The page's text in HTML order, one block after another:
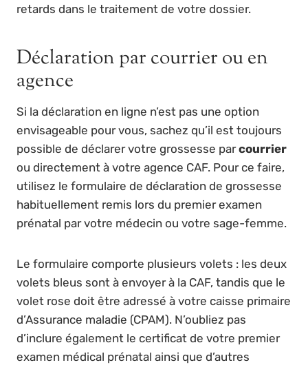
retards dans le traitement de votre dossier.
Déclaration par courrier ou en
agence
Si la déclaration en ligne n’est pas une option
envisageable pour vous, sachez qu’il est toujours
possible de déclarer votre grossesse parcourrier
ou directement à votre agence CAF. Pour ce faire,
utilisez le formulaire de déclaration de grossesse
habituellement remis lors du premier examen
prénatal par votre médecin ou votre sage-femme.
Le formulaire comporte plusieurs volets : les deux
volets bleus sont à envoyer à la CAF, tandis que le
volet rose doit être adressé à votre caisse primaire
d’Assurance maladie (CPAM). N’oubliez pas
d’inclure également le certificat de votre premier
examen médical prénatal ainsi que d’autres